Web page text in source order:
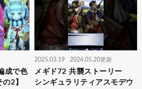
成で色
2】
2025.03.19 2026.05.20更新
メギド72 共襲ストーリー
シンギュラリティアスモデウ